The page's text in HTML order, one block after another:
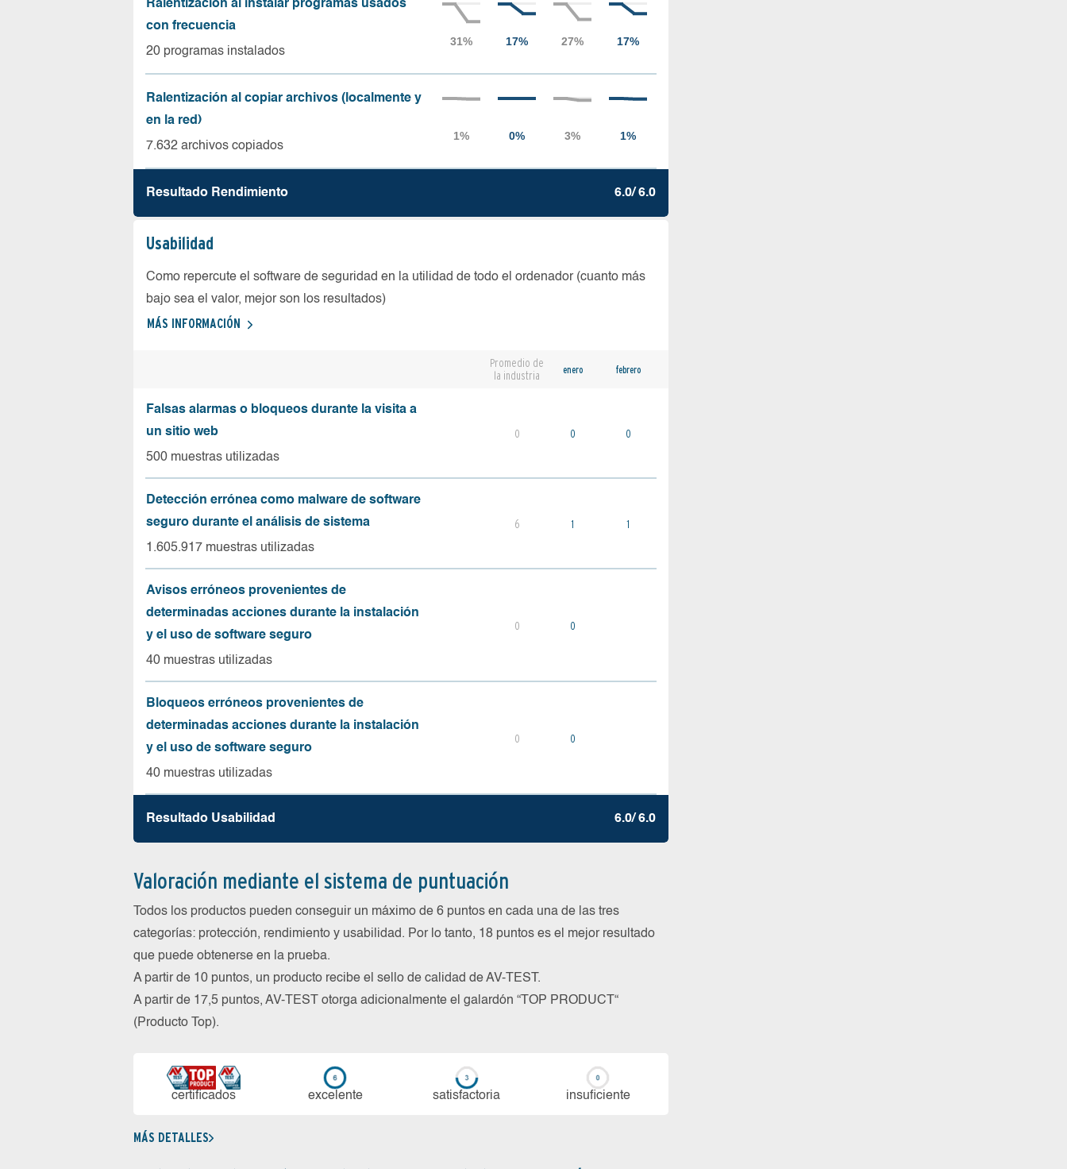
Ralentización al instalar programas usados
con frecuencia
20 programas instalados
Ralentización al copiar archivos (localmente y
en la red)
7.632 archivos copiados
Resultado Rendimiento 6.0/ 6.0
Usabilidad
Como repercute el software de seguridad en la utilidad de todo el ordenador (cuanto más
bajo sea el valor, mejor son los resultados)
MÁS INFORMACIÓN
Promedio de
la industria
enero febrero
Falsas alarmas o bloqueos durante la visita a
un sitio web
500 muestras utilizadas
0 0 0
Detección errónea como malware de software
seguro durante el análisis de sistema
1.605.917 muestras utilizadas
6 1 1
Avisos erróneos provenientes de
determinadas acciones durante la instalación
y el uso de software seguro
40 muestras utilizadas
0 0
Bloqueos erróneos provenientes de
determinadas acciones durante la instalación
y el uso de software seguro
40 muestras utilizadas
0 0
Resultado Usabilidad 6.0/ 6.0
Valoración mediante el sistema de puntuación
Todos los productos pueden conseguir un máximo de 6 puntos en cada una de las tres
categorías: protección, rendimiento y usabilidad. Por lo tanto, 18 puntos es el mejor resultado
que puede obtenerse en la prueba.
A partir de 10 puntos, un producto recibe el sello de calidad de AV-TEST.
A partir de 17,5 puntos, AV-TEST otorga adicionalmente el galardón “TOP PRODUCT“
(Producto Top).
certi­ficados ex­ce­len­te sa­tis­fac­to­ria in­su­fi­cien­te
MÁS DETALLES